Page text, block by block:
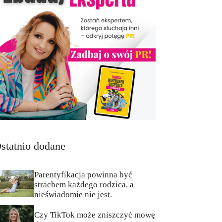
dodane
Parentyfikacja powinna być
strachem każdego rodzica, a
nieświadomie nie jest.
Czy TikTok może zniszczyć mowę